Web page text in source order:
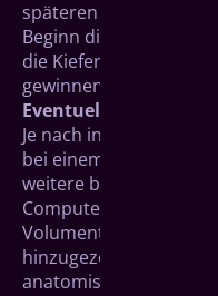
späteren genauen
Beginn dienen sie
die Kieferknochen-
gewinnen.
Eventuell weitere
Je nach individueller
bei einem geringen
weitere bildgebende
Computertomografie
Volumentomographie
hinzugezogen werden.
anatomische